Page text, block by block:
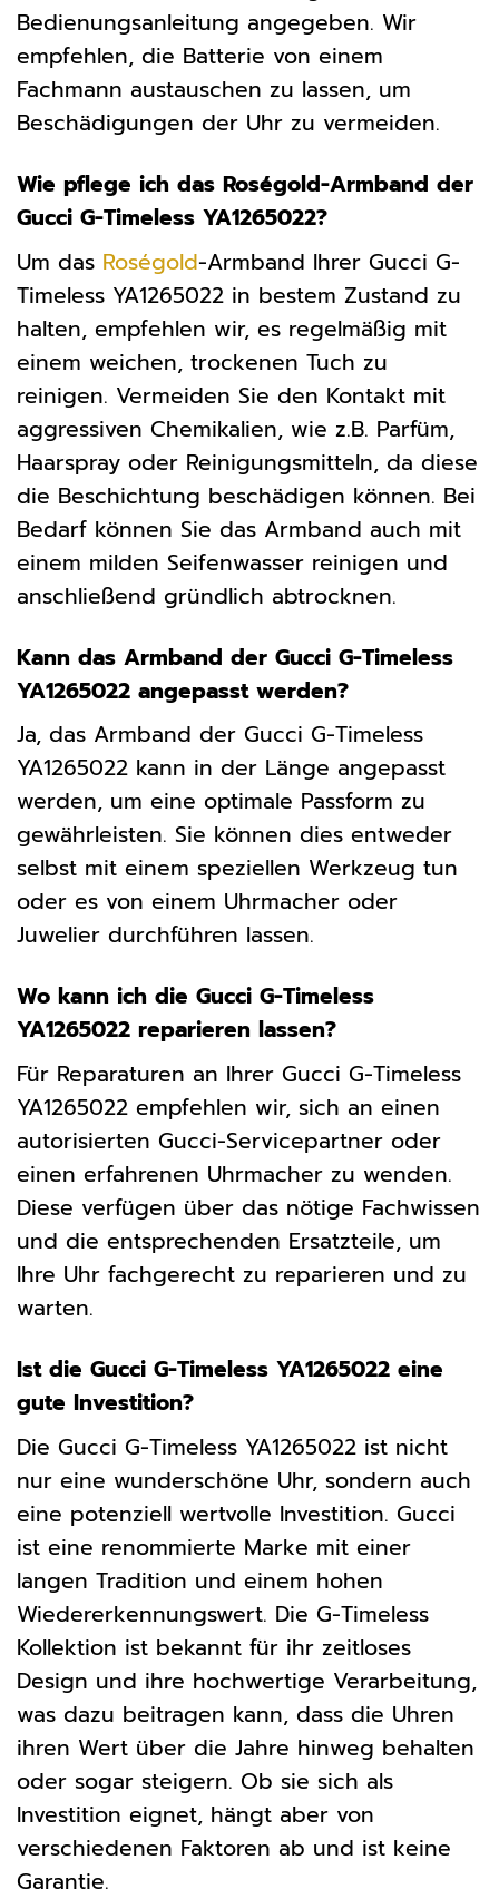
Bedienungsanleitung angegeben. Wir
empfehlen, die Batterie von einem
Fachmann austauschen zu lassen, um
Beschädigungen der Uhr zu vermeiden.
Wie pflege ich das Roségold-Armband der
Gucci G-Timeless YA1265022?
Um das Roségold-Armband Ihrer Gucci G-
Timeless YA1265022 in bestem Zustand zu
halten, empfehlen wir, es regelmäßig mit
einem weichen, trockenen Tuch zu
reinigen. Vermeiden Sie den Kontakt mit
aggressiven Chemikalien, wie z.B. Parfüm,
Haarspray oder Reinigungsmitteln, da diese
die Beschichtung beschädigen können. Bei
Bedarf können Sie das Armband auch mit
einem milden Seifenwasser reinigen und
anschließend gründlich abtrocknen.
Kann das Armband der Gucci G-Timeless
YA1265022 angepasst werden?
Ja, das Armband der Gucci G-Timeless
YA1265022 kann in der Länge angepasst
werden, um eine optimale Passform zu
gewährleisten. Sie können dies entweder
selbst mit einem speziellen Werkzeug tun
oder es von einem Uhrmacher oder
Juwelier durchführen lassen.
Wo kann ich die Gucci G-Timeless
YA1265022 reparieren lassen?
Für Reparaturen an Ihrer Gucci G-Timeless
YA1265022 empfehlen wir, sich an einen
autorisierten Gucci-Servicepartner oder
einen erfahrenen Uhrmacher zu wenden.
Diese verfügen über das nötige Fachwissen
und die entsprechenden Ersatzteile, um
Ihre Uhr fachgerecht zu reparieren und zu
warten.
Ist die Gucci G-Timeless YA1265022 eine
gute Investition?
Die Gucci G-Timeless YA1265022 ist nicht
nur eine wunderschöne Uhr, sondern auch
eine potenziell wertvolle Investition. Gucci
ist eine renommierte Marke mit einer
langen Tradition und einem hohen
Wiedererkennungswert. Die G-Timeless
Kollektion ist bekannt für ihr zeitloses
Design und ihre hochwertige Verarbeitung,
was dazu beitragen kann, dass die Uhren
ihren Wert über die Jahre hinweg behalten
oder sogar steigern. Ob sie sich als
Investition eignet, hängt aber von
verschiedenen Faktoren ab und ist keine
Garantie.